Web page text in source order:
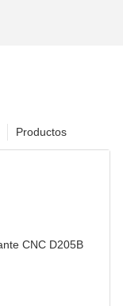
Productos